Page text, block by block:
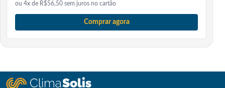
ou 4x de R$56,50 sem juros no cartão
Comprar agora